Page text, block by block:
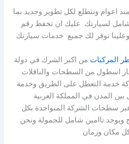
منذ اعوام ونتطلع لكل تطوير وجديد بما
شامل لسيارتك عليك ان تخفظ رقم
وعلينا نوفر لك جميع خدمات سيارتك
المركبات من اكبر الشرك في دولة
اسطول من السطحات والناقلات
خدمة التعطل على الطريق وخدمة
بين المدن في المملكة العربية
سطحات الشركة المتواجدة بكل
ويوجد تاامين شامل للحمولة ونحن
مكان وزمان